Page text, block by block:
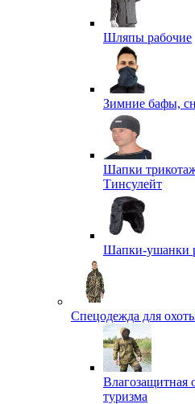
Шляпы рабочие
Зимние бафы,
Шапки
Тинсулейт
Шапки-ушанки
Спецодежда для
Влагозащитная
туризма